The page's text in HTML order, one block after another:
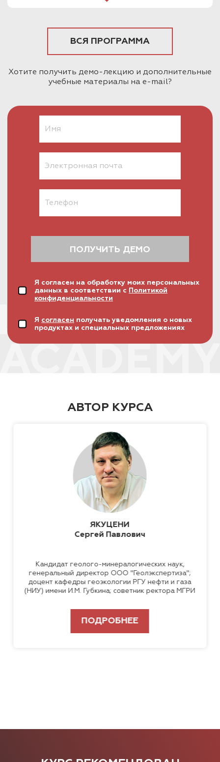
ВСЯ ПРОГРАММА
Хотите получить демо-лекцию и дополнительные
учебные материалы на e-mail?
ПОЛУЧИТЬ ДЕМО
Я согласен на обработку моих персональных
данных в соответствии с Политикой
конфиденциальности
Я согласен получать уведомления о новых
продуктах и специальных предложениях
АВТОР КУРСА
ЯКУЦЕНИ
Сергей Павлович
Кандидат геолого-минералогических наук,
генеральный директор ООО "Геолэкспертиза";
доцент кафедры геоэкологии РГУ нефти и газа
(НИУ) имени И.М. Губкина; советник ректора МГРИ
ПОДРОБНЕЕ